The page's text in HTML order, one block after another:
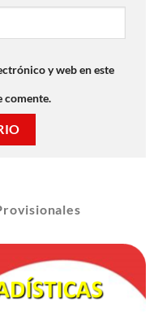
y web en este
comente.